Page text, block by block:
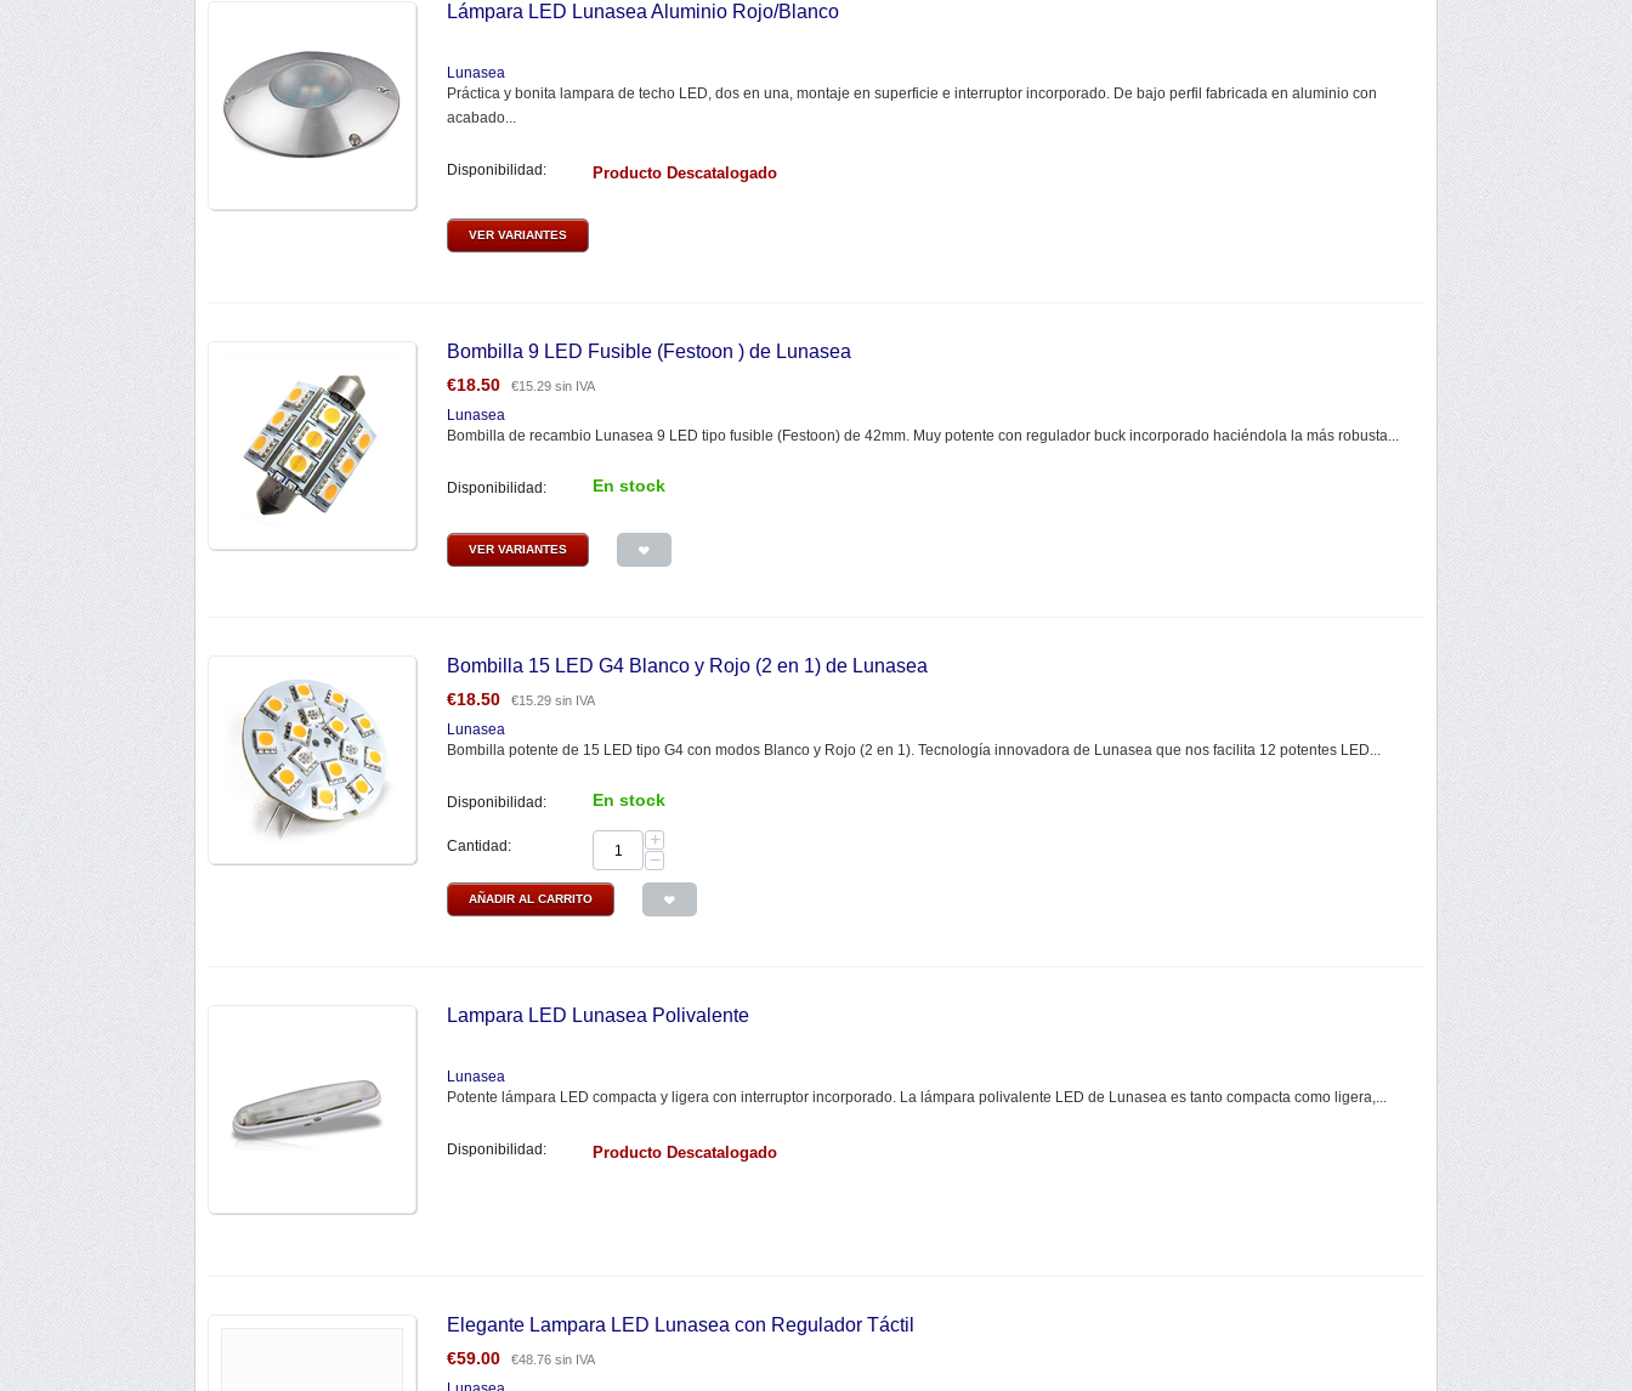
Lámpara LED Lunasea Aluminio Rojo/Blanco
Lunasea
Práctica y bonita lampara de techo LED, dos en una, montaje en superficie e interruptor incorporado. De bajo perfil fabricada en aluminio con
acabado...
Disponibilidad: Producto Descatalogado
VER VARIANTES
Bombilla 9 LED Fusible (Festoon ) de Lunasea
€18.50 €15.29 sin IVA
Lunasea
Bombilla de recambio Lunasea 9 LED tipo fusible (Festoon) de 42mm. Muy potente con regulador buck incorporado haciéndola la más robusta...
Disponibilidad: En stock
VER VARIANTES
Bombilla 15 LED G4 Blanco y Rojo (2 en 1) de Lunasea
€18.50 €15.29 sin IVA
Lunasea
Bombilla potente de 15 LED tipo G4 con modos Blanco y Rojo (2 en 1). Tecnología innovadora de Lunasea que nos facilita 12 potentes LED...
Disponibilidad: En stock
Cantidad:
+
−
AÑADIR AL CARRITO
Lampara LED Lunasea Polivalente
Lunasea
Potente lámpara LED compacta y ligera con interruptor incorporado. La lámpara polivalente LED de Lunasea es tanto compacta como ligera,...
Disponibilidad: Producto Descatalogado
Elegante Lampara LED Lunasea con Regulador Táctil
€59.00 €48.76 sin IVA